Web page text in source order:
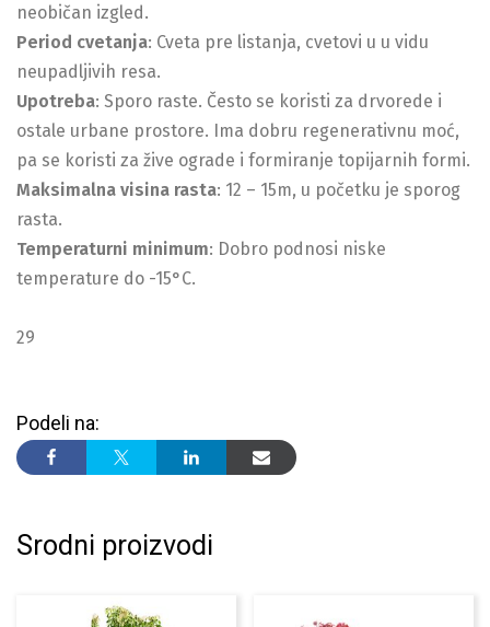
neobičan izgled.
Period cvetanja: Cveta pre listanja, cvetovi u u vidu
neupadljivih resa.
Upotreba: Sporo raste. Često se koristi za drvorede i
ostale urbane prostore. Ima dobru regenerativnu moć,
pa se koristi za žive ograde i formiranje topijarnih formi.
Maksimalna visina rasta: 12 – 15m, u početku je sporog
rasta.
Temperaturni minimum: Dobro podnosi niske
temperature do -15°C.
29
Podeli na:
Srodni proizvodi